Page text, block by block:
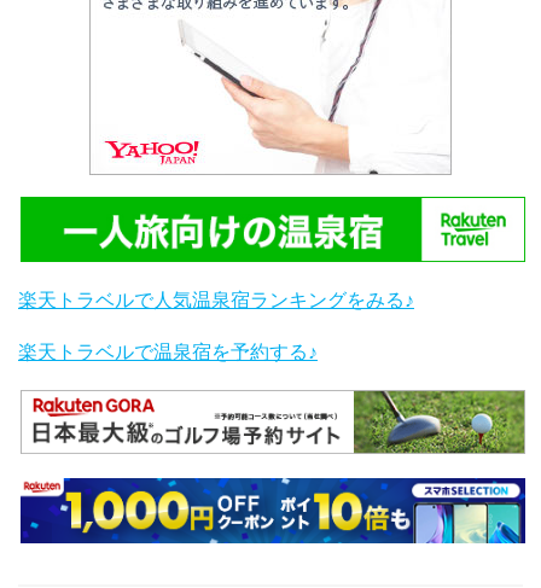
楽天トラベルで人気温泉宿ランキングをみる♪
楽天トラベルで温泉宿を予約する♪